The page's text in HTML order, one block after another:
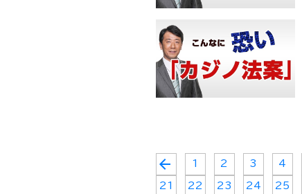
arrow_back 1 2 3 4
21 22 23 24 25